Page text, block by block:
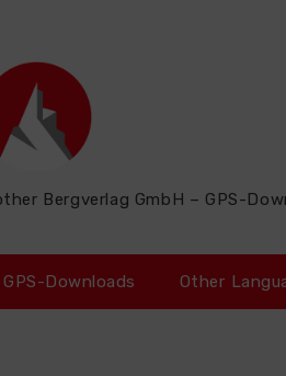
Bergverlag GmbH – GPS-
GPS-Downloads Other